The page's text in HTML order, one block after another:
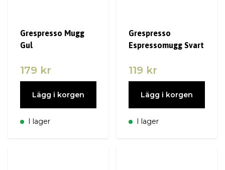
Grespresso Mugg
Gul
179 kr
Lägg i korgen
I lager
Grespresso
Espressomugg Svart
119 kr
Lägg i korgen
I lager